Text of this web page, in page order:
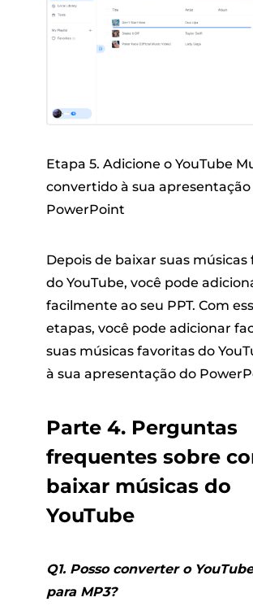
Etapa 5. Adicione o YouTube
convertido à sua apresentação
PowerPoint
Depois de baixar suas músicas
do YouTube, você pode
facilmente ao seu PPT. Com
etapas, você pode adicionar
suas músicas favoritas do
à sua apresentação do
Parte 4. Perguntas
frequentes sobre
baixar músicas do
YouTube
Q1. Posso converter o
para MP3?